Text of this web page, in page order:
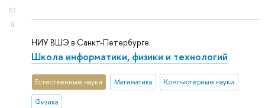
Ю
Я
НИУ ВШЭ в Санкт-Петербурге
Школа информатики, физики и технологий
Естественные науки Математика Компьютерные науки
Физика